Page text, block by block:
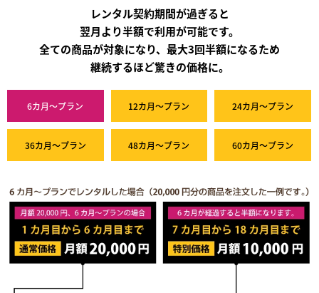
レンタル契約期間が過ぎると
翌月より半額で利用が可能です。
全ての商品が対象になり、最大3回半額になるため
継続するほど驚きの価格に。
6カ月～プラン 12カ月～プラン 24カ月～プラン
36カ月～プラン 48カ月～プラン 60カ月～プラン